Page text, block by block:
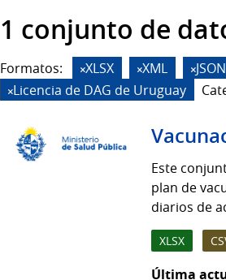
1 conjunto de
Formatos: XLSX XML JSON
Licencia de DAG de Uruguay
Este
plan de
diarios de
XLSX
Última